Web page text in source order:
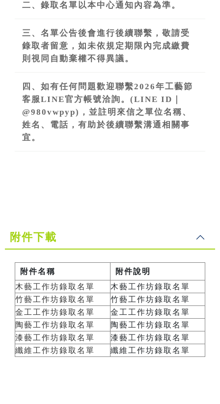
二、錄取名單以本中心通知內容為準。
三、名單公告後會進行後續聯繫，敬請受
錄取者留意，如未依規定期限內完成繳費
則視同自動棄權不得異議。
四、如有任何問題歡迎聯繫2026年工藝節
客服LINE官方帳號洽詢。(LINE ID｜
@980vwpyp)，並註明來信之單位名稱、
姓名、電話，有助於後續聯繫溝通相關事
宜。
附件下載
附件名稱
附件說明
木藝工作坊錄取名單
木藝工作坊錄取名單
竹藝工作坊錄取名單
竹藝工作坊錄取名單
金工工作坊錄取名單
金工工作坊錄取名單
陶藝工作坊錄取名單
陶藝工作坊錄取名單
漆藝工作坊錄取名單
漆藝工作坊錄取名單
纖維工作坊錄取名單
纖維工作坊錄取名單